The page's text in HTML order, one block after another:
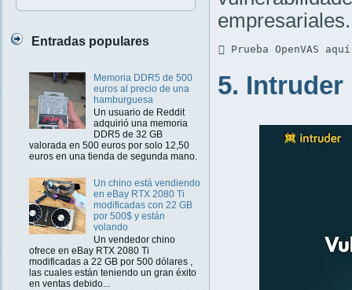
Entradas populares
Memoria DDR5 de 500
euros al precio de una
hamburguesa
Un usuario de Reddit
adquirió una memoria
DDR5 de 32 GB
valorada en 500 euros por solo 12,50
euros en una tienda de segunda mano.
Un chino está vendiendo
en eBay RTX 2080 Ti
modificadas con 22 GB
por 500$ y están
volando
Un vendedor chino
ofrece en eBay RTX 2080 Ti
modificadas a 22 GB por 500 dólares ,
las cuales están teniendo un gran éxito
en ventas debido...
empresariales.
 Prueba OpenVAS
5. Intruder